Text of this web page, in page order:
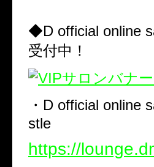
◆D official online
受付中！
・D official online
stle
https://